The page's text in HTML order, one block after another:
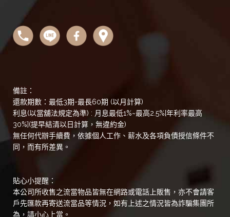
備註：
還款期數：最低3期-最長60期 (以月計算)
利息(以當舖法規定為準) : 月息最低1%~最高2.5%[年利率最高
30%](提早結清以日計算，無違約金)
無任何代辦手續費，依據個人工作、薪水及各項負債授信條件不
同，而有所差異。
貼心小提醒：
本公司所收售之流當物品皆無在網路或電話上販售，亦不會請客
戶先匯款再寄送流當品等情況，如有上述之情況皆為詐騙集團所
為，請小心上當。